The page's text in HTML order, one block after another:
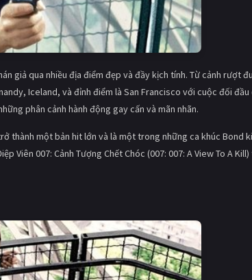
giả qua nhiều địa điểm đẹp và đầy kịch tính. Từ cảnh rượt
Iceland, và đỉnh điểm là San Francisco với cuộc đối đầu
phân cảnh hành động gay cấn và mãn nhãn.
thành một bản hit lớn và là một trong những ca khúc Bond
Viên 007: Cảnh Tượng Chết Chóc (007: 007: A View To A Kill)